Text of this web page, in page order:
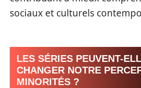
sociaux et culturels
LES SÉRIES PEUVENT-
CHANGER NOTRE
MINORITÉS ?